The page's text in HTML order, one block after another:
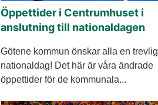
Öppettider i Centrumhuset i
anslutning till nationaldagen
Götene kommun önskar alla en trevlig
nationaldag! Det här är våra ändrade
öppettider för de kommunala...